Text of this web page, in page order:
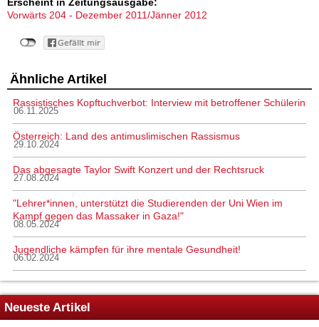
Vorwärts 204 - Dezember 2011/Jänner 2012
Ähnliche Artikel
Rassistisches Kopftuchverbot: Interview mit betroffener Schülerin
06.11.2025
Österreich: Land des antimuslimischen Rassismus
29.10.2024
Das abgesagte Taylor Swift Konzert und der Rechtsruck
27.08.2024
"Lehrer*innen, unterstützt die Studierenden der Uni Wien im
Kampf gegen das Massaker in Gaza!"
08.05.2024
Jugendliche kämpfen für ihre mentale Gesundheit!
06.02.2024
Neueste Artikel